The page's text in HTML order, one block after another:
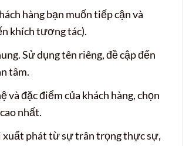
hàng bạn muốn tiếp cận và
khích tương tác).
Sử dụng tên riêng, đề cập đến
tâm.
và đặc điểm của khách hàng, chọn
nhất.
xuất phát từ sự trân trọng thực sự,